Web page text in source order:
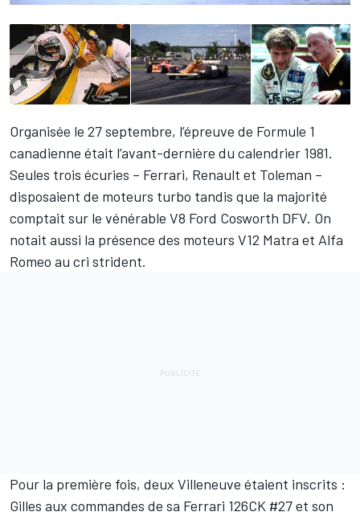
Organisée le 27 septembre, l’épreuve de Formule 1
canadienne était l’avant-dernière du calendrier 1981.
Seules trois écuries – Ferrari, Renault et Toleman –
disposaient de moteurs turbo tandis que la majorité
comptait sur le vénérable V8 Ford Cosworth DFV. On
notait aussi la présence des moteurs V12 Matra et Alfa
Romeo au cri strident.
Pour la première fois, deux Villeneuve étaient inscrits :
Gilles aux commandes de sa Ferrari 126CK #27 et son